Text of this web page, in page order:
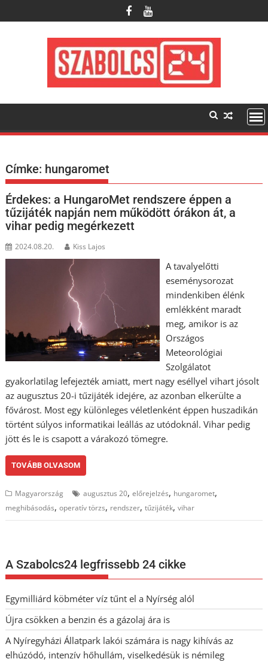
to
Címke: hungaromet
Érdekes: a HungaroMet rendszere éppen a
tűzijáték napján nem működött órákon át, a
vihar pedig megérkezett
2024.08.20. Kiss Lajos
A tavalyelőtti
eseménysorozat
mindenkiben élénk
emlékként maradt
meg, amikor is az
Országos
Meteorológiai
Szolgálatot
gyakorlatilag lefejezték amiatt, mert nagy eséllyel vihart jósolt
az augusztus 20-i tűzijáték idejére, az azonban elkerülte a
fővárost. Most egy különleges véletlenként éppen huszadikán
történt súlyos informatikai leállás az utódoknál. Vihar pedig
jött és le is csapott a várakozó tömegre.
TOVÁBB OLVASOM
Magyarország augusztus 20,előrejelzés, hungaromet,
meghibásodás,operatív törzs, rendszer,tűzijáték,vihar
A Szabolcs24 legfrissebb 24 cikke
Egymilliárd köbméter víz tűnt el a Nyírség alól
Újra csökken a benzin és a gázolaj ára is
A Nyíregyházi Állatpark lakói számára is nagy kihívás az
elhúzódó, intenzív hőhullám, viselkedésük is némileg